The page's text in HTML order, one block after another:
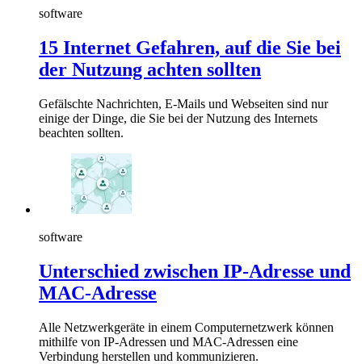
software
15 Internet Gefahren, auf die Sie bei
der Nutzung achten sollten
Gefälschte Nachrichten, E-Mails und Webseiten sind nur
einige der Dinge, die Sie bei der Nutzung des Internets
beachten sollten.
software
Unterschied zwischen IP-Adresse und
MAC-Adresse
Alle Netzwerkgeräte in einem Computernetzwerk können
mithilfe von IP-Adressen und MAC-Adressen eine
Verbindung herstellen und kommunizieren.